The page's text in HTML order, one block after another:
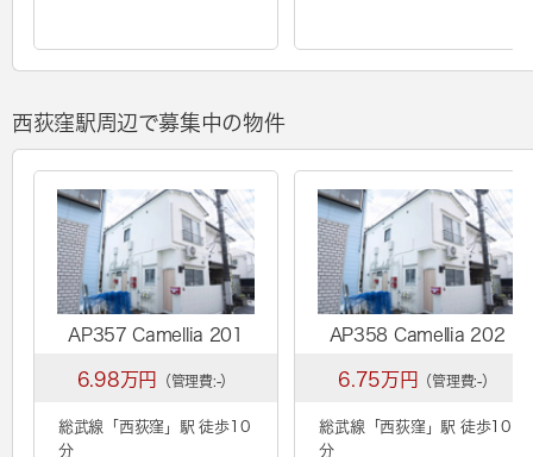
西荻窪駅周辺で募集中の物件
AP357 Camellia 201
6.98万円 （管理費:-）
総武線「 西荻窪 」駅 徒歩10
分
AP358 Camellia 202
6.75万円 （管理費:-）
総武線「 西荻窪 」駅 徒歩10
分